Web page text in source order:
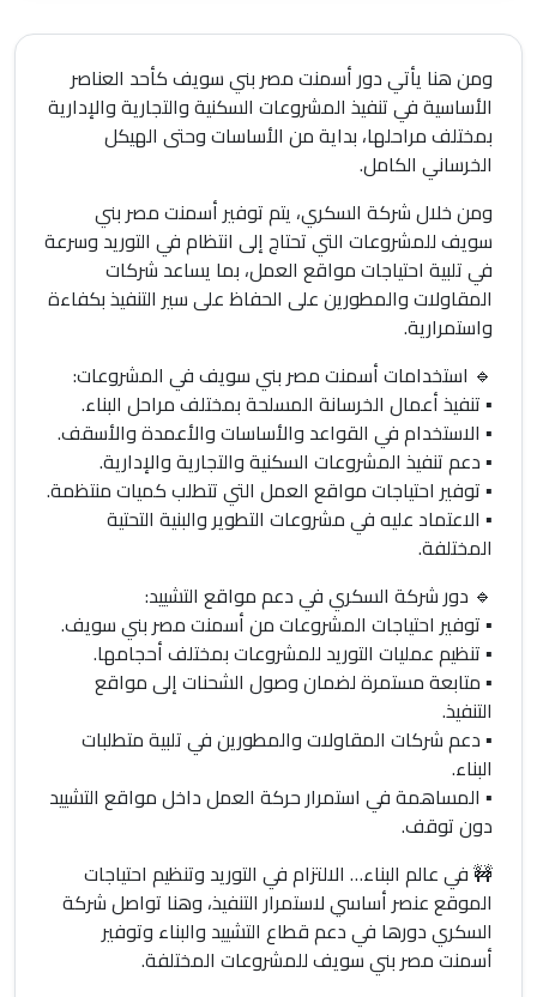
ومن هنا يأتي دور أسمنت مصر بني سويف كأحد العناصر
الأساسية في تنفيذ المشروعات السكنية والتجارية والإدارية
بمختلف مراحلها، بداية من الأساسات وحتى الهيكل
الخرساني الكامل.
ومن خلال شركة السكري، يتم توفير أسمنت مصر بني
سويف للمشروعات التي تحتاج إلى انتظام في التوريد وسرعة
في تلبية احتياجات مواقع العمل، بما يساعد شركات
المقاولات والمطورين على الحفاظ على سير التنفيذ بكفاءة
واستمرارية.
🔹 استخدامات أسمنت مصر بني سويف في المشروعات:
▪️ تنفيذ أعمال الخرسانة المسلحة بمختلف مراحل البناء.
▪️ الاستخدام في القواعد والأساسات والأعمدة والأسقف.
▪️ دعم تنفيذ المشروعات السكنية والتجارية والإدارية.
▪️ توفير احتياجات مواقع العمل التي تتطلب كميات منتظمة.
▪️ الاعتماد عليه في مشروعات التطوير والبنية التحتية
المختلفة.
🔹 دور شركة السكري في دعم مواقع التشييد:
▪️ توفير احتياجات المشروعات من أسمنت مصر بني سويف.
▪️ تنظيم عمليات التوريد للمشروعات بمختلف أحجامها.
▪️ متابعة مستمرة لضمان وصول الشحنات إلى مواقع
التنفيذ.
▪️ دعم شركات المقاولات والمطورين في تلبية متطلبات
البناء.
▪️ المساهمة في استمرار حركة العمل داخل مواقع التشييد
دون توقف.
🚧 في عالم البناء… الالتزام في التوريد وتنظيم احتياجات
الموقع عنصر أساسي لاستمرار التنفيذ، وهنا تواصل شركة
السكري دورها في دعم قطاع التشييد والبناء وتوفير
أسمنت مصر بني سويف للمشروعات المختلفة.